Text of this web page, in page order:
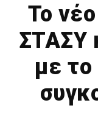
Το
ΣΤΑΣΥ
με